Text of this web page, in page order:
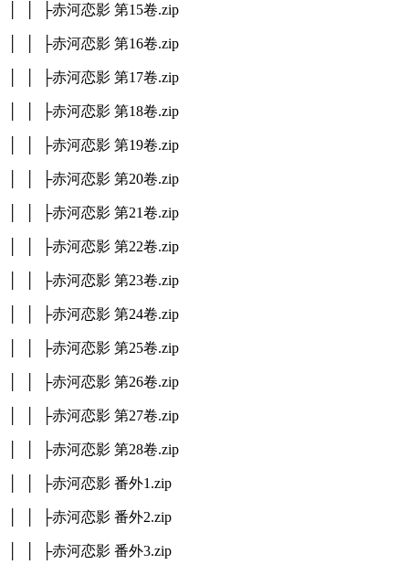
│ │ ├赤河恋影 第15卷.zip
│ │ ├赤河恋影 第16卷.zip
│ │ ├赤河恋影 第17卷.zip
│ │ ├赤河恋影 第18卷.zip
│ │ ├赤河恋影 第19卷.zip
│ │ ├赤河恋影 第20卷.zip
│ │ ├赤河恋影 第21卷.zip
│ │ ├赤河恋影 第22卷.zip
│ │ ├赤河恋影 第23卷.zip
│ │ ├赤河恋影 第24卷.zip
│ │ ├赤河恋影 第25卷.zip
│ │ ├赤河恋影 第26卷.zip
│ │ ├赤河恋影 第27卷.zip
│ │ ├赤河恋影 第28卷.zip
│ │ ├赤河恋影 番外1.zip
│ │ ├赤河恋影 番外2.zip
│ │ ├赤河恋影 番外3.zip